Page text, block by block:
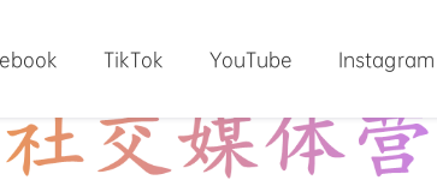
TikTok YouTube Instagram